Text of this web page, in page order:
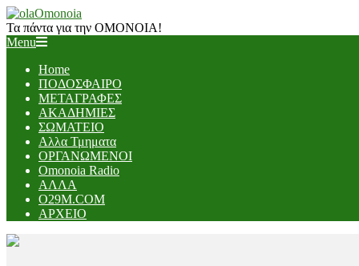
Skip
to
content
Τα πάντα για την ΟΜΟΝΟΙΑ!
Primary
Menu
Menu
Home
ΠΟΔΟΣΦΑΙΡΟ
ΜΕΤΑΓΡΑΦΕΣ
ΑΚΑΔΗΜΙΕΣ
ΣΩΜΑΤΕΙΟ
Αλλα Τμηματα
ΟΡΓΑΝΩΜΕΝΟΙ
Omonoia Radio
ΑΛΛΑ
O29M.COM
ΑΡΧΕΙΟ